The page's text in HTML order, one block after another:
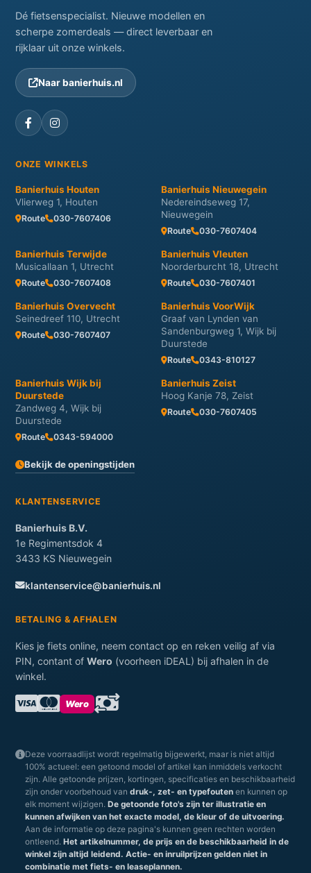
Dé fietsenspecialist. Nieuwe modellen en
scherpe zomerdeals — direct leverbaar en
rijklaar uit onze winkels.
Naar banierhuis.nl
ONZE WINKELS
Banierhuis Houten
Vlierweg 1, Houten
Route 030-7607406
Banierhuis Nieuwegein
Nedereindseweg 17,
Nieuwegein
Route 030-7607404
Banierhuis Terwijde
Musicallaan 1, Utrecht
Route 030-7607408
Banierhuis Vleuten
Noorderburcht 18, Utrecht
Route 030-7607401
Banierhuis Overvecht
Seinedreef 110, Utrecht
Route 030-7607407
Banierhuis VoorWijk
Graaf van Lynden van
Sandenburgweg 1, Wijk bij
Duurstede
Route 0343-810127
Banierhuis Wijk bij
Duurstede
Zandweg 4, Wijk bij
Duurstede
Route 0343-594000
Banierhuis Zeist
Hoog Kanje 78, Zeist
Route 030-7607405
Bekijk de openingstijden
KLANTENSERVICE
Banierhuis B.V.
1e Regimentsdok 4
3433 KS Nieuwegein
klantenservice@banierhuis.nl
BETALING & AFHALEN
Kies je fiets online, neem contact op en reken veilig af via
PIN, contant of Wero (voorheen iDEAL) bij afhalen in de
winkel.
Wero
Deze voorraadlijst wordt regelmatig bijgewerkt, maar is niet altijd
100% actueel: een getoond model of artikel kan inmiddels verkocht
zijn. Alle getoonde prijzen, kortingen, specificaties en beschikbaarheid
zijn onder voorbehoud van druk-, zet- en typefouten en kunnen op
elk moment wijzigen. De getoonde foto's zijn ter illustratie en
kunnen afwijken van het exacte model, de kleur of de uitvoering.
Aan de informatie op deze pagina's kunnen geen rechten worden
ontleend. Het artikelnummer, de prijs en de beschikbaarheid in de
winkel zijn altijd leidend. Actie- en inruilprijzen gelden niet in
combinatie met fiets- en leaseplannen.